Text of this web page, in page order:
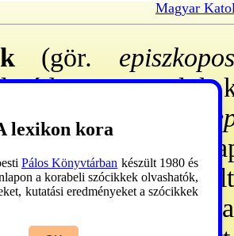
Magyar
(gör.
az apostolok
a 2. sz: nem az
nak nevezte az
hivatalt
a ~. - A ~
lexikon kora
Pálos Könyvtárban készült 1980 és
a korabeli szócikkek olvashatók,
kutatási eredményeket a szócikkek